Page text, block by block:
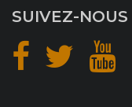
SUIVEZ-NOUS